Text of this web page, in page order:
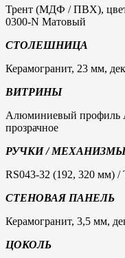
Трент (МДФ / ПВХ),
0300-N Матовый
СТОЛЕШНИЦА
Керамогранит, 23 мм,
ВИТРИНЫ
Алюминиевый профиль
прозрачное
РУЧКИ /
RS043-32 (192, 320 мм) /
СТЕНОВАЯ ПАНЕЛЬ
Керамогранит, 3,5 мм,
ЦОКОЛЬ